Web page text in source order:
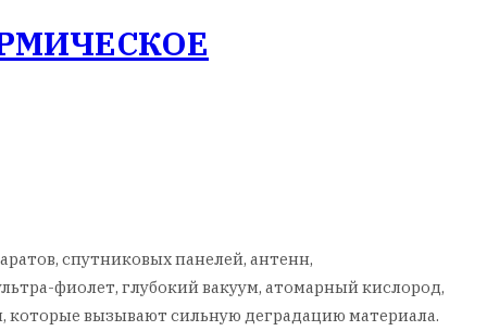
спутниковых панелей, антенн,
фиолет, глубокий вакуум, атомарный кислород,
вызывают сильную деградацию материала.